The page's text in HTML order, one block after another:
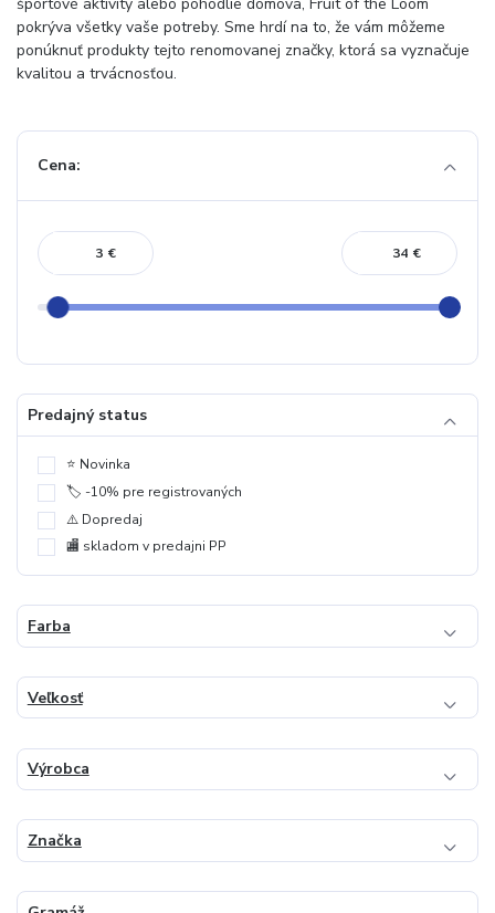
športové aktivity alebo pohodlie domova, Fruit of the Loom
pokrýva všetky vaše potreby. Sme hrdí na to, že vám môžeme
ponúknuť produkty tejto renomovanej značky, ktorá sa vyznačuje
kvalitou a trvácnosťou.
Cena:
€ €
Predajný status
⭐️ Novinka
🏷️ -10% pre registrovaných
⚠️ Dopredaj
🏬 skladom v predajni PP
Farba
Veľkosť
Výrobca
Značka